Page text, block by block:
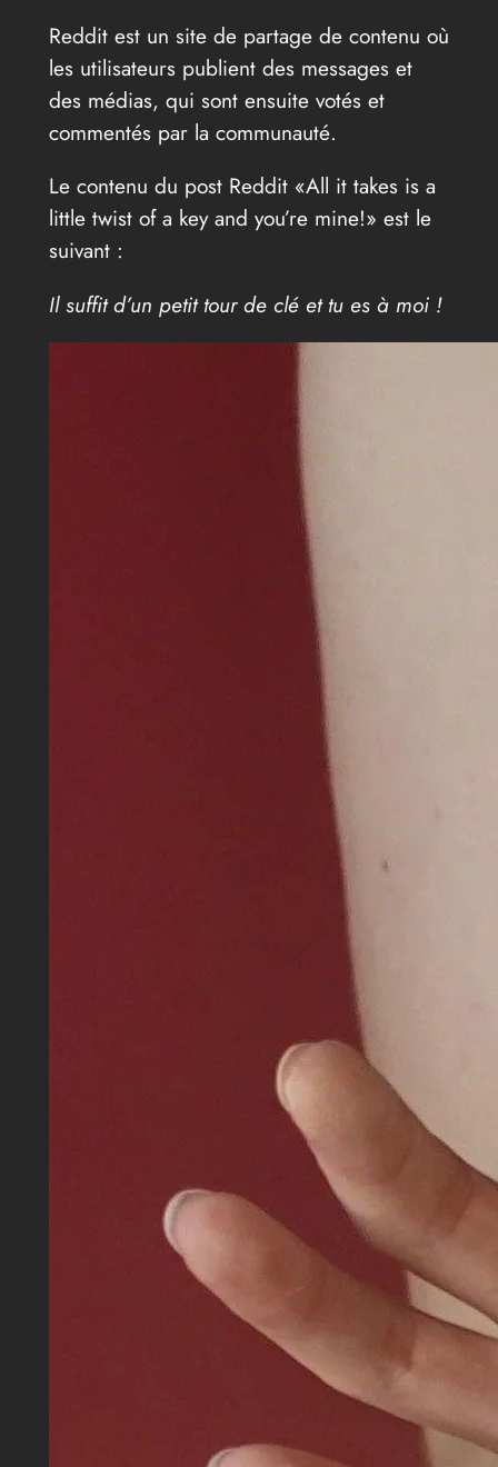
Reddit est un site de partage de contenu où
les utilisateurs publient des messages et
des médias, qui sont ensuite votés et
commentés par la communauté.
Le contenu du post Reddit «All it takes is a
little twist of a key and you’re mine!» est le
suivant :
Il suffit d’un petit tour de clé et tu es à moi !